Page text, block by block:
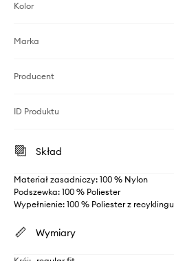
Kolor
Marka
Producent
ID Produktu
Skład
Materiał zasadniczy: 100 % Nylon
Podszewka: 100 % Poliester
Wypełnienie: 100 % Poliester z recyklingu
Wymiary